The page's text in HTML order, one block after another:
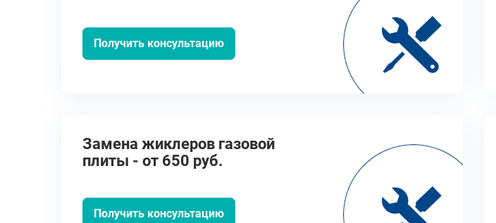
Получить консультацию
Замена жиклеров газовой
плиты - от 650 руб.
Получить консультацию